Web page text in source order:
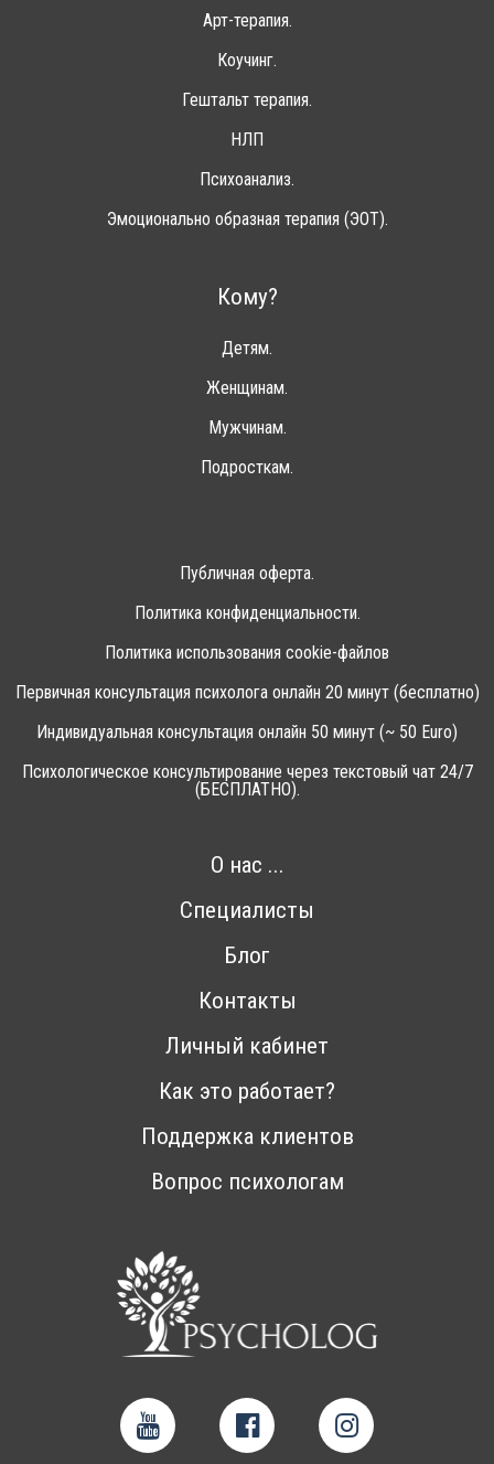
Арт-терапия.
Коучинг.
Гештальт терапия.
НЛП
Психоанализ.
Эмоционально образная терапия (ЭОТ).
Кому?
Детям.
Женщинам.
Мужчинам.
Подросткам.
Публичная оферта.
Политика конфиденциальности.
Политика использования cookie-файлов
Первичная консультация психолога онлайн 20 минут (бесплатно)
Индивидуальная консультация онлайн 50 минут (~ 50 Euro)
Психологическое консультирование через текстовый чат 24/7
(БЕСПЛАТНО).
О нас ...
Специалисты
Блог
Контакты
Личный кабинет
Как это работает?
Поддержка клиентов
Вопрос психологам